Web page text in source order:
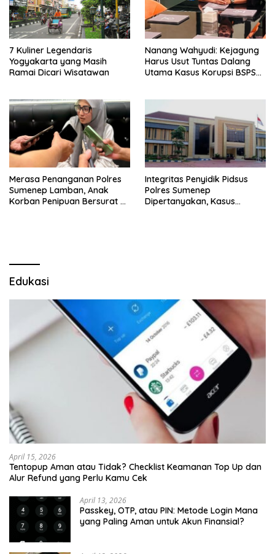
7 Kuliner Legendaris
Yogyakarta yang Masih
Ramai Dicari Wisatawan
Nanang Wahyudi: Kejagung
Harus Usut Tuntas Dalang
Utama Kasus Korupsi BSPS
Merasa Penanganan Polres
Sumenep Lamban, Anak
Korban Penipuan Bersurat ke
Integritas Penyidik Pidsus
Polres Sumenep
Dipertanyakan, Kasus
Edukasi
April 15, 2026
Tentopup Aman atau Tidak? Checklist Keamanan Top Up dan
Alur Refund yang Perlu Kamu Cek
April 13, 2026
Passkey, OTP, atau PIN: Metode Login Mana
yang Paling Aman untuk Akun Finansial?